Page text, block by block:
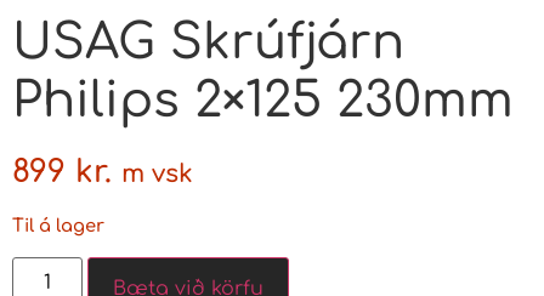
USAG Skrúfjárn
Philips 2×125 230mm
899 kr. m vsk
Til á lager
Bæta við körfu